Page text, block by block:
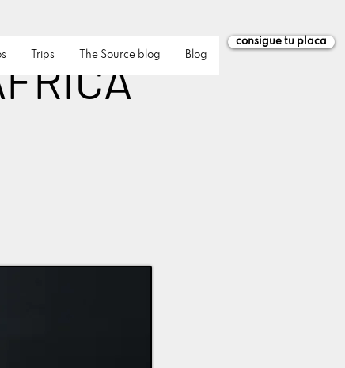
Trips The Source blog Blog
consigue tu placa